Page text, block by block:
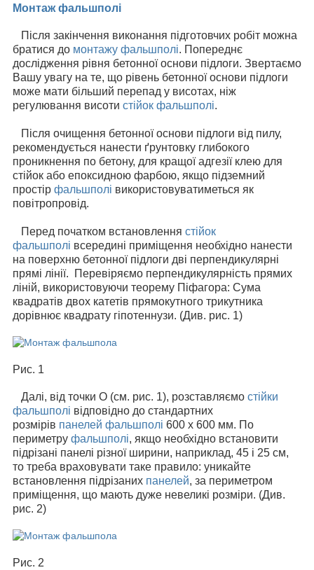
Монтаж фальшполі
Після закінчення виконання підготовчих робіт можна
братися до монтажу фальшполі. Попереднє
дослідження рівня бетонної основи підлоги. Звертаємо
Вашу увагу на те, що рівень бетонної основи підлоги
може мати більший перепад у висотах, ніж
регулювання висоти стійок фальшполі.
Після очищення бетонної основи підлоги від пилу,
рекомендується нанести ґрунтовку глибокого
проникнення по бетону, для кращої адгезії клею для
стійок або епоксидною фарбою, якщо підземний
простір фальшполі використовуватиметься як
повітропровід.
Перед початком встановлення стійок
фальшполі всередині приміщення необхідно нанести
на поверхню бетонної підлоги дві перпендикулярні
прямі лінії. Перевіряємо перпендикулярність прямих
ліній, використовуючи теорему Піфагора: Сума
квадратів двох катетів прямокутного трикутника
дорівнює квадрату гіпотеннузи. (Див. рис. 1)
Рис. 1
Далі, від точки О (см. рис. 1), розставляємо стійки
фальшполі відповідно до стандартних
розмірів панелей фальшполі 600 х 600 мм. По
периметру фальшполі, якщо необхідно встановити
підрізані панелі різної ширини, наприклад, 45 і 25 см,
то треба враховувати таке правило: уникайте
встановлення підрізаних панелей, за периметром
приміщення, що мають дуже невеликі розміри. (Див.
рис. 2)
Рис. 2